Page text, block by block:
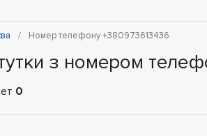
Номер телефону +380973613436
з номером
0